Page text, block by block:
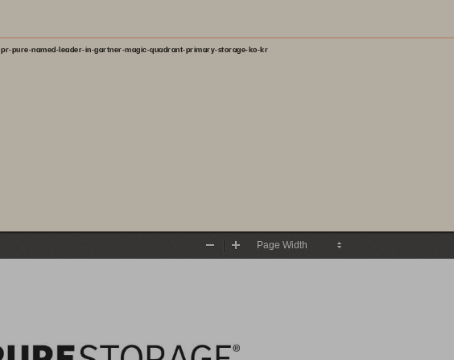
pr-pure-named-leader-in-gartner-magic-quadrant-primary-storage-ko-kr
Zoom